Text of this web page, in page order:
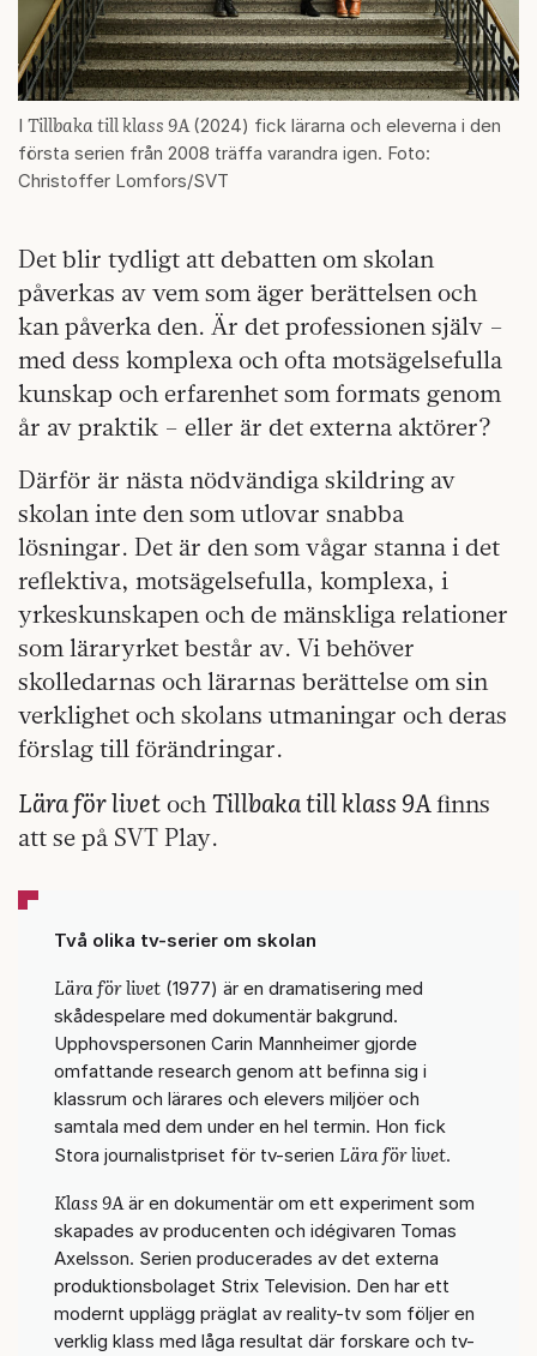
I Tillbaka till klass 9A(2024) fick lärarna och eleverna i den
första serien från 2008 träffa varandra igen. Foto:
Christoffer Lomfors/SVT
Det blir tydligt att debatten om skolan
påverkas av vem som äger berättelsen och
kan påverka den. Är det professionen själv –
med dess komplexa och ofta motsägelsefulla
kunskap och erfarenhet som formats genom
år av praktik – eller är det externa aktörer?
Därför är nästa nödvändiga skildring av
skolan inte den som utlovar snabba
lösningar. Det är den som vågar stanna i det
reflektiva, motsägelsefulla, komplexa, i
yrkeskunskapen och de mänskliga relationer
som läraryrket består av. Vi behöver
skolledarnas och lärarnas berättelse om sin
verklighet och skolans utmaningar och deras
förslag till förändringar.
Lära för livet ochTillbaka till klass 9Afinns
att se på SVT Play.
Två olika tv-serier om skolan
Lära för livet (1977) är en dramatisering med
skådespelare med dokumentär bakgrund.
Upphovspersonen Carin Mannheimer gjorde
omfattande research genom att befinna sig i
klassrum och lärares och elevers miljöer och
samtala med dem under en hel termin. Hon fick
Stora journalistpriset för tv-serien Lära för livet.
Klass 9Aär en dokumentär om ett experiment som
skapades av producenten och idégivaren Tomas
Axelsson. Serien producerades av det externa
produktionsbolaget Strix Television. Den har ett
modernt upplägg präglat av reality-tv som följer en
verklig klass med låga resultat där forskare och tv-